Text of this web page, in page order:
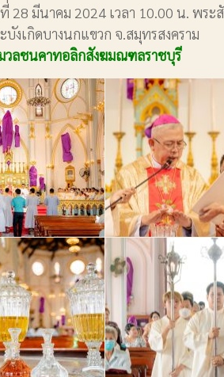
มีนาคม 2024 เวลา 10.00 น. พระ
งเกิดบางนกแขวก จ.สมุทรสงคราม
วลชนคาทอลิกสังฆมณฑลราชบุรี